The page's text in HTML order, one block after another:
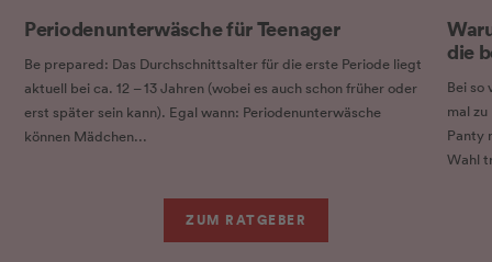
Periodenunterwäsche für Teenager
Be prepared: Das Durchschnittsalter für die erste Periode liegt
aktuell bei ca. 12 – 13 Jahren (wobei es auch schon früher oder
erst später sein kann). Egal wann: Periodenunterwäsche
können Mädchen...
die
Bei so
mal
Panty
Wahl
ZUM RATGEBER